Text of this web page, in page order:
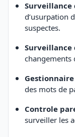
d’usurpation
suspectes.
Surveillance
changements
des mots de
Controle
surveiller les